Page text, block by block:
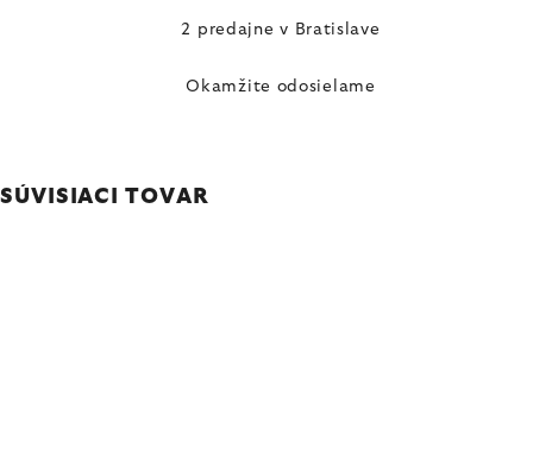
2 predajne v Bratislave
Okamžite odosielame
SÚVISIACI TOVAR